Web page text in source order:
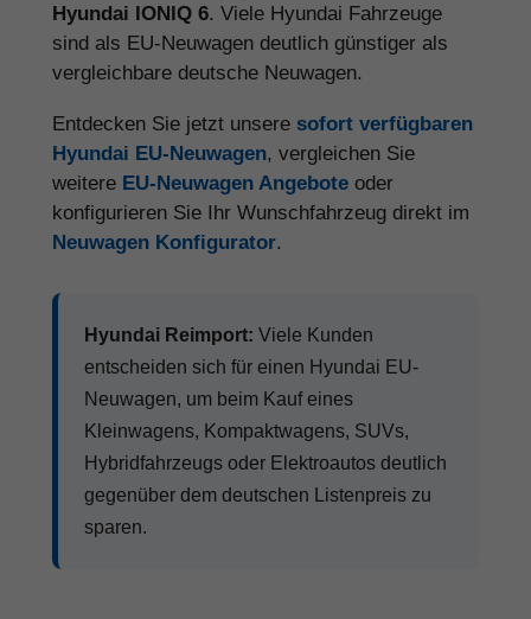
Hyundai IONIQ 6. Viele Hyundai Fahrzeuge
sind als EU-Neuwagen deutlich günstiger als
vergleichbare deutsche Neuwagen.
Entdecken Sie jetzt unsere sofort verfügbaren
Hyundai EU-Neuwagen, vergleichen Sie
weitere EU-Neuwagen Angebote oder
konfigurieren Sie Ihr Wunschfahrzeug direkt im
Neuwagen Konfigurator.
Hyundai Reimport: Viele Kunden
entscheiden sich für einen Hyundai EU-
Neuwagen, um beim Kauf eines
Kleinwagens, Kompaktwagens, SUVs,
Hybridfahrzeugs oder Elektroautos deutlich
gegenüber dem deutschen Listenpreis zu
sparen.